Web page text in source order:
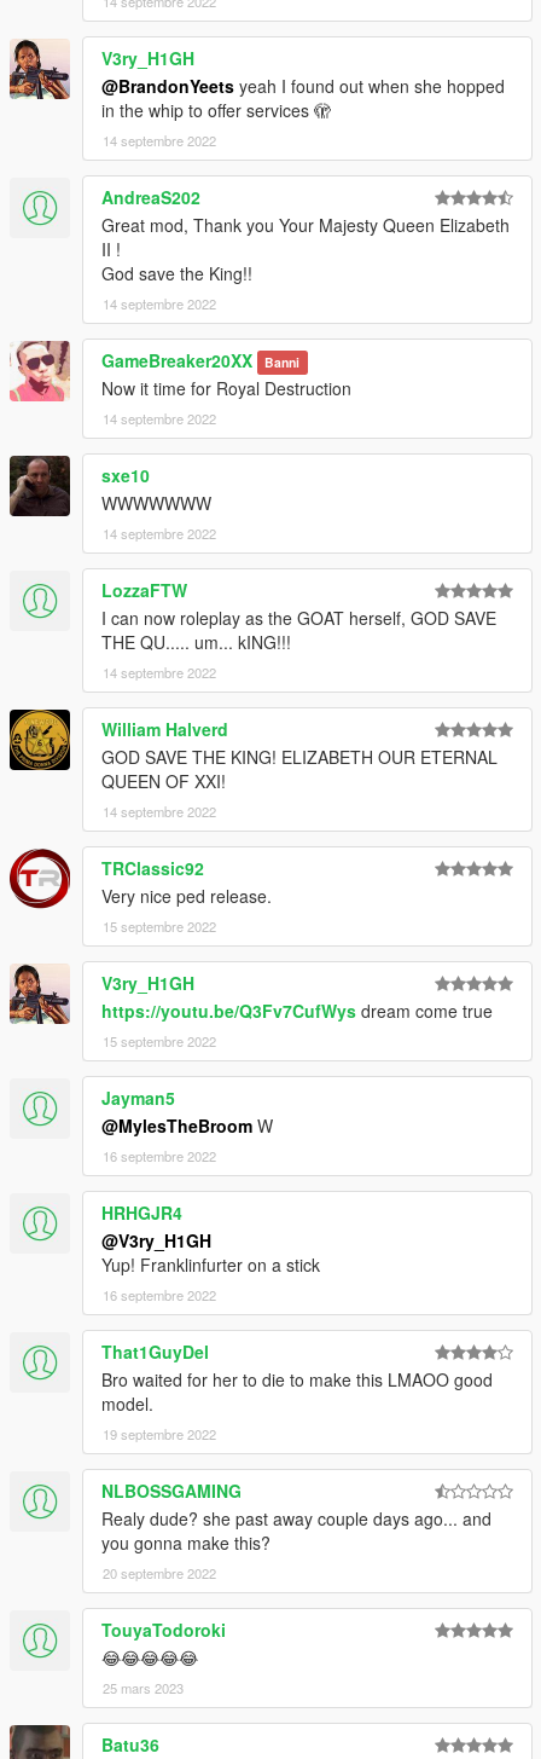
V3ry_H1GH
@BrandonYeets yeah I found out when she hopped
in the whip to offer services 🫣
14 septembre 2022
AndreaS202
Great mod, Thank you Your Majesty Queen Elizabeth
II !
God save the King!!
14 septembre 2022
GameBreaker20XX Banni
Now it time for Royal Destruction
14 septembre 2022
sxe10
WWWWWWW
14 septembre 2022
LozzaFTW
I can now roleplay as the GOAT herself, GOD SAVE
THE QU..... um... kING!!!
14 septembre 2022
William Halverd
GOD SAVE THE KING! ELIZABETH OUR ETERNAL
QUEEN OF XXI!
14 septembre 2022
TRClassic92
Very nice ped release.
15 septembre 2022
V3ry_H1GH
https://youtu.be/Q3Fv7CufWys dream come true
15 septembre 2022
Jayman5
@MylesTheBroom W
16 septembre 2022
HRHGJR4
@V3ry_H1GH
Yup! Franklinfurter on a stick
16 septembre 2022
That1GuyDel
Bro waited for her to die to make this LMAOO good
model.
19 septembre 2022
NLBOSSGAMING
Realy dude? she past away couple days ago... and
you gonna make this?
20 septembre 2022
TouyaTodoroki
😂😂😂😂😂
25 mars 2023
Batu36